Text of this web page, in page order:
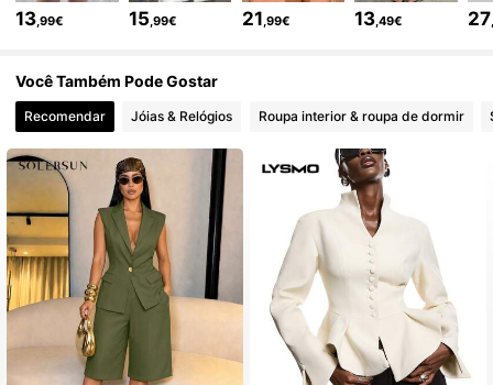
4,85
4,85 1.1M Seguidores
4,85 1.1M Seguidores
4,85 1.1M Seguidores
13 ,99€ 15 ,99€ 21 ,99€ 13 ,49€ 27
Você Também Pode Gostar
Recomendar Jóias & Relógios Roupa interior & roupa de dormir